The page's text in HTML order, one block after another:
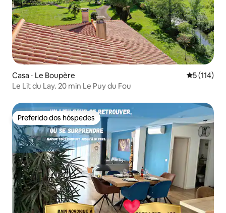
Casa ⋅ Le Boupère 5 de uma
5 (114)
Le Lit du Lay. 20 min Le Puy du Fou
Preferido dos hóspedes
Preferido dos hóspedes